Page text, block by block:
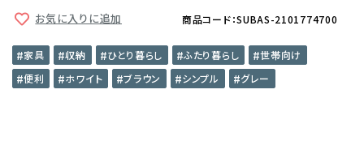
お気に入りに追加 商品コード：SUBAS-2101774700
家具 収納 ひとり暮らし ふたり暮らし
世帯向け
便利
ホワイト ブラウン シンプル グレー